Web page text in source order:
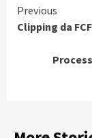
Previous
Clipping da